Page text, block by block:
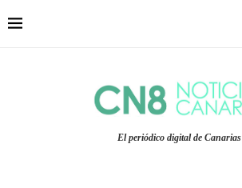
El periódico digital de Canarias